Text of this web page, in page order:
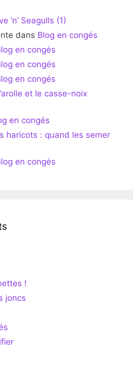
‘n’ Seagulls (1)
dans Blog en congés
en congés
en congés
en congés
et le casse-noix
en congés
haricots : quand les semer
en congés
!
joncs